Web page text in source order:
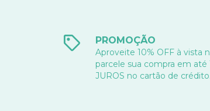
PROMOÇÃO
Aproveite 10% OFF à vista
parcele sua compra em até
JUROS no cartão de crédito.